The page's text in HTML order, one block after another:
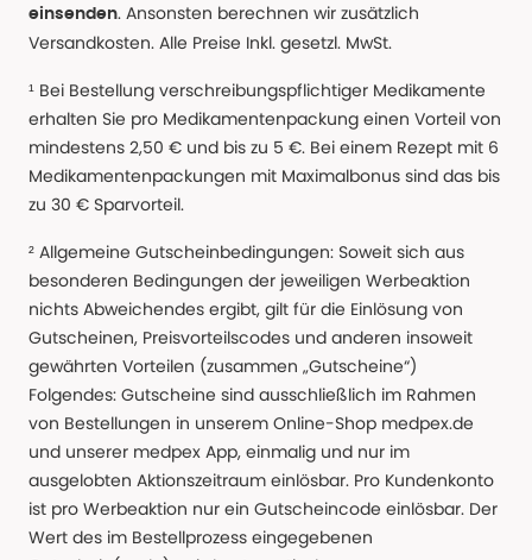
einsenden. Ansonsten berechnen wir zusätzlich
Versandkosten. Alle Preise Inkl. gesetzl. MwSt.
¹ Bei Bestellung verschreibungspflichtiger Medikamente
erhalten Sie pro Medikamentenpackung einen Vorteil von
mindestens 2,50 € und bis zu 5 €. Bei einem Rezept mit 6
Medikamentenpackungen mit Maximalbonus sind das bis
zu 30 € Sparvorteil.
² Allgemeine Gutscheinbedingungen: Soweit sich aus
besonderen Bedingungen der jeweiligen Werbeaktion
nichts Abweichendes ergibt, gilt für die Einlösung von
Gutscheinen, Preisvorteilscodes und anderen insoweit
gewährten Vorteilen (zusammen „Gutscheine“)
Folgendes: Gutscheine sind ausschließlich im Rahmen
von Bestellungen in unserem Online-Shop medpex.de
und unserer medpex App, einmalig und nur im
ausgelobten Aktionszeitraum einlösbar. Pro Kundenkonto
ist pro Werbeaktion nur ein Gutscheincode einlösbar. Der
Wert des im Bestellprozess eingegebenen